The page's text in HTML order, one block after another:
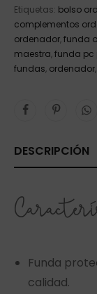
Etiquetas: bolso
complementos
ordenador,funda
maestra,funda pc
fundas, ordenador,
DESCRIPCIÓN
Funda
calidad.